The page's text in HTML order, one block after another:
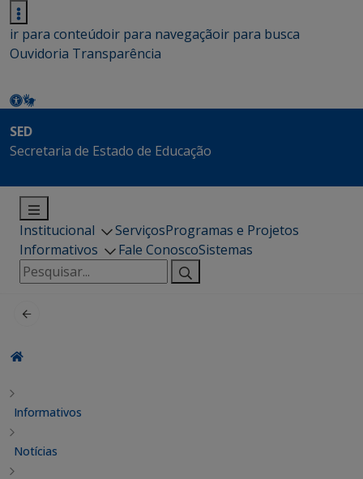
ir para conteúdoir para navegaçãoir para busca
Ouvidoria Transparência
SED
Secretaria de Estado de Educação
Institucional ServiçosProgramas e Projetos
Informativos
Fale ConoscoSistemas
Pesquisar
por:
Informativos
Notícias